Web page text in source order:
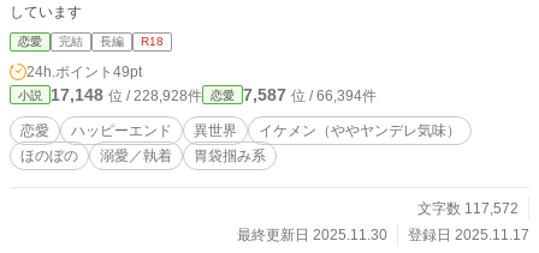
しています
恋愛 完結 長編 R18
24h.ポイント 49pt
小説 17,148 位 / 228,928件 恋愛 7,587 位 / 66,394件
恋愛 ハッピーエンド 異世界
イケメン（ややヤンデレ気味）
ほのぼの
溺愛／執着 胃袋掴み系
文字数 117,572
最終更新日 2025.11.30
登録日 2025.11.17